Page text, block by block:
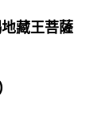
藏王菩薩